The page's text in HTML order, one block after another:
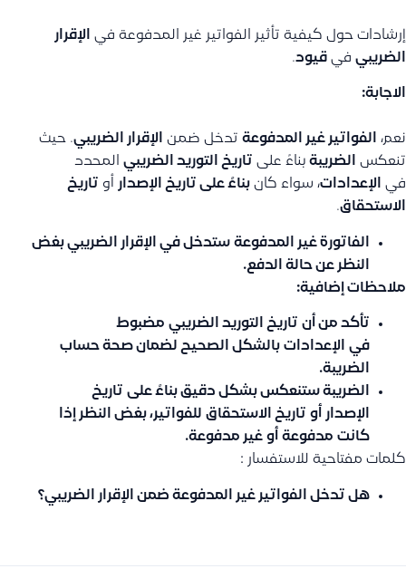
إرشادات حول كيفية تأثير الفواتير غير المدفوعة في الإقرار
الضريبي في قيود.
الاجابة:
نعم، الفواتير غير المدفوعة تدخل ضمن الإقرار الضريبي. حيث
تنعكس الضريبة بناءً على تاريخ التوريد الضريبي المحدد
في الإعدادات، سواء كان بناءً على تاريخ الإصدار أو تاريخ
الاستحقاق.
الفاتورة غير المدفوعة ستدخل في الإقرار الضريبي بغض
النظر عن حالة الدفع.
ملاحظات إضافية:
تأكد من أن تاريخ التوريد الضريبي مضبوط
في الإعدادات بالشكل الصحيح لضمان صحة حساب
الضريبة.
الضريبة ستنعكس بشكل دقيق بناءً على تاريخ
الإصدار أو تاريخ الاستحقاق للفواتير، بغض النظر إذا
كانت مدفوعة أو غير مدفوعة.
كلمات مفتاحية للاستفسار :
هل تدخل الفواتير غير المدفوعة ضمن الإقرار الضريبي؟